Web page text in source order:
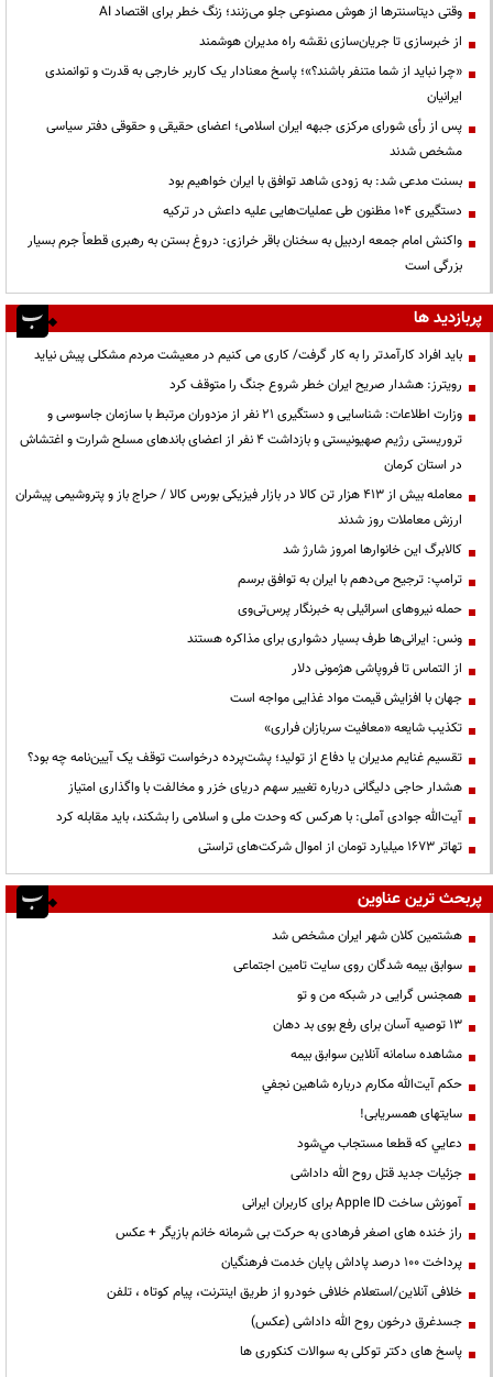
وقتی دیتاسنترها از هوش مصنوعی جلو می‌زنند؛ زنگ خطر برای اقتصاد AI
از خبرسازی تا جریان‌سازی نقشه راه مدیران هوشمند
«چرا نباید از شما متنفر باشند؟»؛ پاسخ معنادار یک کاربر خارجی به قدرت و توانمندی
ایرانیان
پس از رأی شورای مرکزی جبهه ایران اسلامی؛ اعضای حقیقی و حقوقی دفتر سیاسی
مشخص شدند
بسنت مدعی شد: به زودی شاهد توافق با ایران خواهیم بود
دستگیری ۱۰۴ مظنون طی عملیات‌هایی علیه داعش در ترکیه
واکنش امام جمعه اردبیل به سخنان باقر خرازی: دروغ بستن به رهبری قطعاً جرم بسیار
بزرگی است
پربازدید ها
باید افراد کارآمدتر را به کار گرفت/ کاری می کنیم در معیشت مردم مشکلی پیش نیاید
رویترز: هشدار صریح ایران خطر شروع جنگ را متوقف کرد
وزارت اطلاعات: شناسایی و دستگیری ۲۱ نفر از مزدوران مرتبط با سازمان جاسوسی و
تروریستی رژیم صهیونیستی و بازداشت ۴ نفر از اعضای باندهای مسلح شرارت و اغتشاش
در استان کرمان
معامله بیش از ۴۱۳ هزار تن کالا در بازار فیزیکی بورس کالا / حراج باز و پتروشیمی پیشران
ارزش معاملات روز شدند
کالابرگ این خانوارها امروز شارژ شد
ترامپ: ترجیح می‌دهم با ایران به توافق برسم
حمله نیروهای اسرائیلی به خبرنگار پرس‌تی‌وی
ونس: ایرانی‌ها طرف بسیار دشواری برای مذاکره هستند
از التماس تا فروپاشی هژمونی دلار
جهان با افزایش قیمت مواد غذایی مواجه است
تکذیب شایعه «معافیت سربازان فراری»
تقسیم غنایم مدیران یا دفاع از تولید؛ پشت‌پرده درخواست توقف یک آیین‌نامه چه بود؟
هشدار حاجی دلیگانی درباره تغییر سهم دریای خزر و مخالفت با واگذاری امتیاز
آیت‌الله جوادی آملی: با هرکس که وحدت ملی و اسلامی را بشکند، باید مقابله کرد
تهاتر ۱۶۷۳ میلیارد تومان از اموال شرکت‌های تراستی
پربحث ترین عناوین
هشتمین کلان شهر ایران مشخص شد
سوابق بیمه شدگان روی سایت تامین اجتماعی
همجنس گرایی در شبکه من و تو
13 توصیه آسان برای رفع بوی بد دهان
مشاهده سامانه آنلاين سوابق بیمه
حكم آيت‌الله مكارم درباره شاهين نجفي
سایتهای همسریابی!
دعايي كه قطعا مستجاب مي‌شود
جزئیات جدید قتل روح الله داداشی
آموزش ساخت Apple ID برای کاربران ایرانی
راز خنده های اصغر فرهادی به حرکت بی شرمانه خانم بازیگر + عکس
پرداخت ۱۰۰ درصد پاداش پایان خدمت فرهنگیان
خلافی آنلاین/استعلام خلافی خودرو از طریق اینترنت، پیام کوتاه ، تلفن
جسدغرق درخون روح الله داداشی (عکس)
پاسخ های دکتر توکلی به سوالات کنکوری ها